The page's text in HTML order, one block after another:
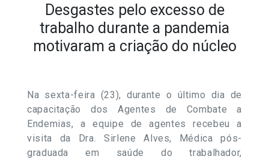
Desgastes pelo excesso de
trabalho durante a pandemia
motivaram a criação do núcleo
Na sexta-feira (23), durante o último dia de
capacitação dos Agentes de Combate a
Endemias, a equipe de agentes recebeu a
visita da Dra. Sirlene Alves, Médica pós-
graduada em saúde do trabalhador,